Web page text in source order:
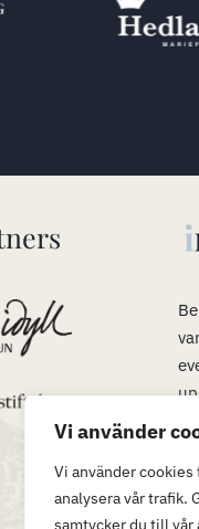
Vi använder
Vi använder
analysera vår trafik.
samtycker du till vår